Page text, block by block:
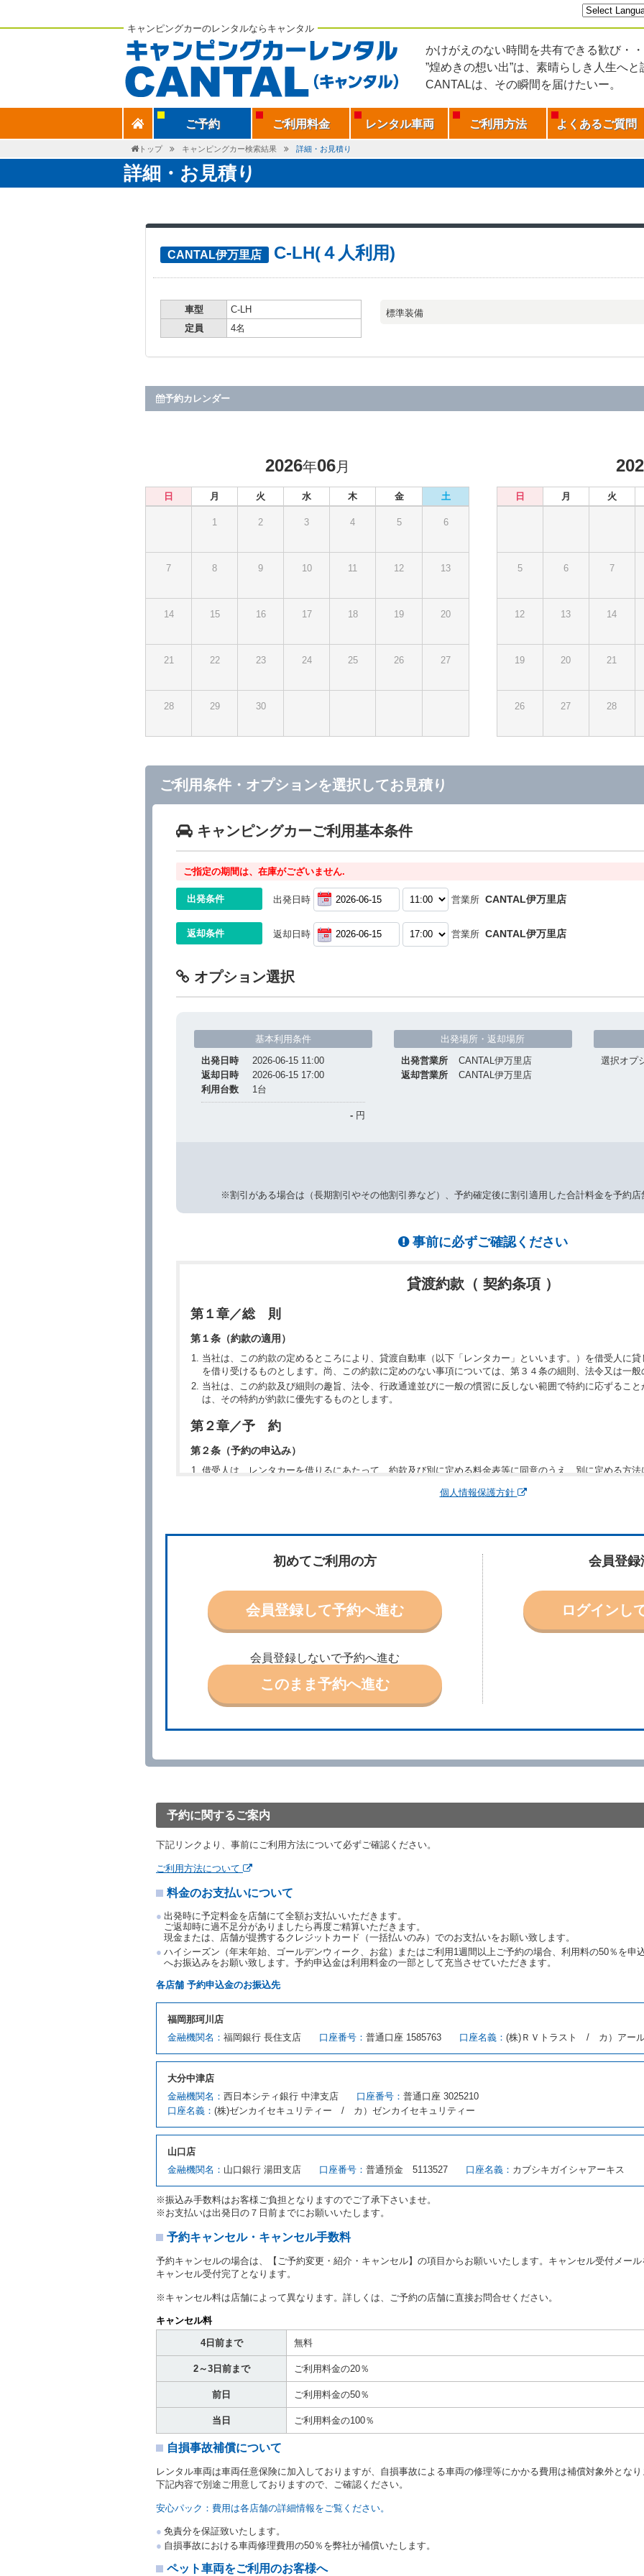
キャンピングカーのレンタルならキャンタル
かけがえのない時間を共有できる歓び・・
”煌めきの想い出”は、素晴らしき人生へと
CANTALは、その瞬間を届けたいー。
ご予約 ご利用料金 レンタル車両 ご利用方法 よくあるご質問
トップ キャンピングカー検索結果 詳細・お見積り
詳細・お見積り
CANTAL伊万里店 C-LH(４人利用)
車型
C-LH
定員
4名
標準装備
予約カレンダー
2026年06月
日 月 火 水 木 金 土
1 2 3 4 5 6
7 8 9 10 11 12 13
14 15 16 17 18 19 20
21 22 23 24 25 26 27
28 29 30
日 月 火
5 6 7
12 13 14
19 20 21
26 27 28
ご利用条件・オプションを選択してお見積り
キャンピングカーご利用基本条件
ご指定の期間は、在庫がございません.
出発条件 出発日時 営業所 CANTAL伊万里店
返却条件 返却日時 営業所 CANTAL伊万里店
オプション選択
基本利用条件
出発日時
2026-06-15 11:00
返却日時
2026-06-15 17:00
利用台数
1 台
- 円
出発場所・返却場所
出発営業所
CANTAL伊万里店
返却営業所
CANTAL伊万里店
選択オプ
※割引がある場合は（長期割引やその他割引券など）、予約確定後に割引適用した合計料金を予約店
事前に必ずご確認ください
貸渡約款（ 契約条項 ）
第１章／総 則
第１条（約款の適用）
当社は、この約款の定めるところにより、貸渡自動車（以下「レンタカー」といいます。）を借受人に
を借り受けるものとします。尚、この約款に定めのない事項については、第３４条の細則、法令又は一般
当社は、この約款及び細則の趣旨、法令、行政通達並びに一般の慣習に反しない範囲で特約に応ずるこ
は、その特約が約款に優先するものとします。
第２章／予 約
第２条（予約の申込み）
借受人は、レンタカーを借りるにあたって、約款及び別に定める料金表等に同意のうえ、別に定める方
予約の申込みを行うことができます。なお、当社は、電話連絡並びに電子メールによる予約に応じますが
場合、借受人は、当社が特に認める場合を除き、別に定める予約申込金を支払うものとします。
第３条（予約の変更）
借受人は、前条第１項の借受条件を変更しようとするときは、あらかじめ当社の承諾を受けなければなら
第４条（予約の取消し等）
借受人は、別に定める方法により予約を取り消すことができます。
借受人が、借受人の都合により予約した借受開始時刻を１時間以上経過してもレンタカー貸渡契約（以下
結手続きに着手しなかったときは、予約が取り消されたものとします。
前２項の場合、借受人は、別に定めるところにより予約取消手数料を当社に支払うものとし、当社は、こ
ったときは、受領済の予約申込金を借受人に返還するものとします。
当社の都合により、予約が取り消されたとき、又は貸渡契約が締結されなかったときは、当社は受領済の
ます。
きは、予約は取り消されたものとします。この場合、当社は受領済の予約申込金を返還するものとします
当社は、借受人から予約のあった車種クラスのレンタカーを貸し渡すことができないときは、予約と異
渡すものとします。なお、代替レンタカーの貸渡料金が予約された車種クラスの貸渡料金より高くなると
渡料金によるものとし、予約された車種クラスの貸渡料金より低くなるときは、当該代替レンタカーの車
借受人は、第１項の代替レンタカーの貸渡しの申入れを拒絶し、予約を取り消すことができるものとしま
前項の場合、第１項の貸渡しをすることができない原因が、当社の責に帰する事由によるときには第４条
第３項の場合、第１項の貸渡しをすることができない原因が、当社の責に帰さない事由による時には第４
第６条（免責）
当社及び借受人は、予約が取り消され、又は貸渡契約が締結されなかったことについて、第４条及び第
何らの請求をしないものとします。
第３章／貸 渡 し
ます。ただし、貸し渡すことができるレンタカーがない場合又は借受人若しくは運転者が第８条第１項若
該当する場合を除きます。
運転者は、貸渡契約の締結にあたり、約款及び細則で運転者の義務と定められた事項を遵守するものとし
当社は、監督官庁の基本通達（注１）に基づき、貸渡簿(貸渡原票)及び第１３条第１項に規定する貸渡証
許の種類及び運転免許証（注２）の番号を記載し、又は運転者の運転免許証の写しを添付するため、貸渡
対し、借受人の指定する運転者（以下「運転者」といいます。）の運転免許証の提示を求めるほか、そ
ます。この場合、借受人は、自己が運転者であるときは自己の運転免許証を提示し、借受人と運転者が
注１）監督官庁の基本通達とは、国土交通省自動車交通局長通達「レンタカーに関する基本通達」（自
２．(10)及び(11)のことをいいます。
転免許証をいいます。
当社は、貸渡契約の締結にあたり、借受人及び運転者に対し、運転免許証のほかに本人確認ができる書類
書類の写しをとることがあります。
当社は、貸渡契約の締結にあたり、借受期間中に借受人及び運転者と連絡するための携帯電話番号等の告
当社は、貸渡契約の締結にあたり、借受人に対し、クレジットカード若しくは現金による支払いを求め
ることがあります。
当社は、借受人又は運転者が前3項に従わない場合は、貸渡契約の締結を拒絶するとともに、予約を取消
なお、この場合の予約申込金等の扱いについては、第4条第5項を適用するものとします。
第８条（貸渡契約の締結の拒絶）
借受人（運転者）が次の各号のいずれかに該当するときは、貸渡契約を締結することができないものとし
① 貸し渡すレンタカーの運転に必要な運転免許証を有していないとき、又は運転免許証の提示をせず、
わらず、その運転者の運転免許証の写しの提出に同意しないとき。 ② 酒気を帯びていると認められる
③ 麻薬、覚せい剤、シンナー、危険ドラッグ等による中毒症状等を呈していると認められるとき。
④ チャイルドシートがないにもかかわらず６才未満の幼児を同乗させるとき。
⑤ 指定暴力団若しくは指定暴力団関係団体の構成員若しくは関係者又はその他の反社会的組織に属して
き。
⑥ 当社との取引に関し、当社の従業員その他の関係者に対して暴力的行為を行い、若しくは合理的範囲
⑦ 風説を流布し、又は偽計若しくは威力を用いて当社の信用をき損し、又は業務を妨害したとき。
借受人（運転者）が次の各号のいずれかに該当するとき、貸渡契約の締結を拒絶することができるものと
① 予約に際して定めた運転者と貸渡契約締結時の運転者とが異なるとき。
② 過去の貸渡しにおいて、貸渡料金の支払いを滞納した事実があるとき。
③ 過去の貸渡しにおいて、第１７条各号に掲げる行為があったとき。
④ 過去の貸渡し（他のレンタカー事業者による貸渡しを含む。）において、第１６条又は第２1条第１
⑤ 過去の貸渡しにおいて、貸渡約款又は保険約款違反により自動車保険が適用されなかった事実があっ
⑥ 別に明示する条件を満たしていないとき。
個人情報保護方針
初めてご利用の方
会員登録して予約へ進む
会員登録しないで予約へ進む
このまま予約へ進む
会員登
ログインし
予約に関するご案内
下記リンクより、事前にご利用方法について必ずご確認ください。
ご利用方法について
料金のお支払いについて
出発時に予定料金を店舗にて全額お支払いいただきます。
ご返却時に過不足分がありましたら再度ご精算いただきます。
現金または、店舗が提携するクレジットカード（一括払いのみ）でのお支払いをお願い致します。
ハイシーズン（年末年始、ゴールデンウィーク、お盆）またはご利用1週間以上ご予約の場合、利用料の50％を申
へお振込みをお願い致します。予約申込金は利用料金の一部として充当させていただきます。
各店舗 予約申込金のお振込先
福岡那珂川店
金融機関名： 福岡銀行 長住支店 口座番号： 普通口座 1585763 口座名義： (株)ＲＶトラスト / カ）アール
大分中津店
金融機関名： 西日本シティ銀行 中津支店 口座番号： 普通口座 3025210
口座名義： (株)ゼンカイセキュリティー / カ）ゼンカイセキュリティー
山口店
金融機関名： 山口銀行 湯田支店 口座番号： 普通預金 5113527 口座名義： カブシキガイシャアーキス
※振込み手数料はお客様ご負担となりますのでご了承下さいませ。
※お支払いは出発日の７日前までにお願いいたします。
予約キャンセル・キャンセル手数料
予約キャンセルの場合は、【ご予約変更・紹介・キャンセル】の項目からお願いいたします。キャンセル受付メー
キャンセル受付完了となります。
※キャンセル料は店舗によって異なります。詳しくは、ご予約の店舗に直接お問合せください。
キャンセル料
4日前まで 無料
2～3日前まで ご利用料金の20％
前日 ご利用料金の50％
当日 ご利用料金の100％
自損事故補償について
レンタル車両は車両任意保険に加入しておりますが、自損事故による車両の修理等にかかる費用は補償対象外となり
下記内容で別途ご用意しておりますので、ご確認ください。
安心パック：費用は各店舗の詳細情報をご覧ください。
免責分を保証致いたします。
自損事故における車両修理費用の50％を弊社が補償いたします。
ペット車両をご利用のお客様へ